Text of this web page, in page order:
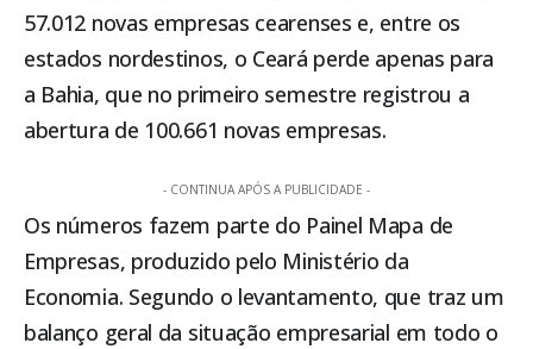
57.012 novas empresas cearenses e, entre os
estados nordestinos, o Ceará perde apenas para
a Bahia, que no primeiro semestre registrou a
abertura de 100.661 novas empresas.
- CONTINUA APÓS A PUBLICIDADE -
Os números fazem parte do Painel Mapa de
Empresas, produzido pelo Ministério da
Economia. Segundo o levantamento, que traz um
balanço geral da situação empresarial em todo o